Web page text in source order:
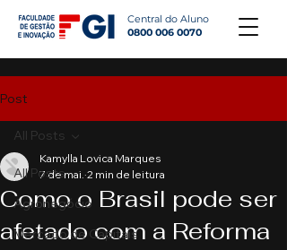
Central do Aluno
0800 006 0070
Post
All Posts
Agronegócio
Mercado de Capitais
All Posts
Como o Brasil pode ser
afetado com a Reforma
Kamylla Lovica Marques
7 de mai. 2 min de leitura